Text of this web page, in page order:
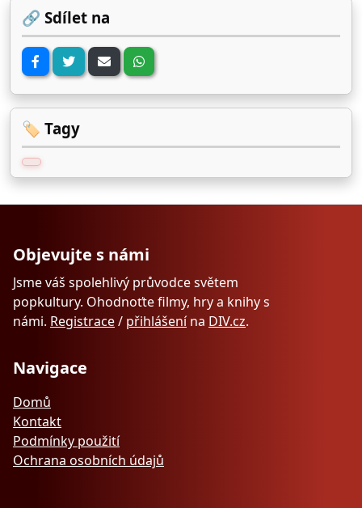
🔗 Sdílet na
🏷️ Tagy
Objevujte s námi
Jsme váš spolehlivý průvodce světem
popkultury. Ohodnoťte filmy, hry a knihy s
námi. Registrace/ přihlášenína DIV.cz.
Navigace
Domů
Kontakt
Podmínky použití
Ochrana osobních údajů